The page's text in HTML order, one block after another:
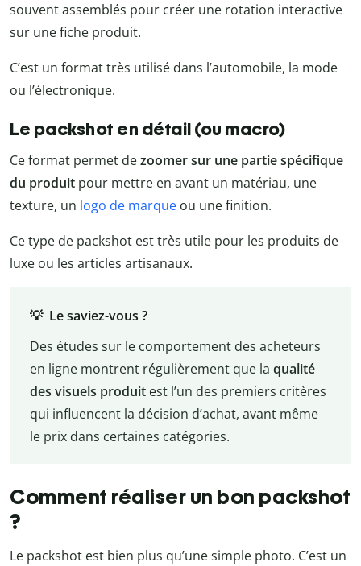
souvent assemblés pour créer une rotation interactive
sur une fiche produit.
C’est un format très utilisé dans l’automobile, la mode
ou l’électronique.
Le packshot en détail (ou macro)
Ce format permet dezoomer sur une partie spécifique
du produit pour mettre en avant un matériau, une
texture, un logo de marque ou une finition.
Ce type de packshot est très utile pour les produits de
luxe ou les articles artisanaux.
💡 Le saviez-vous ?
Des études sur le comportement des acheteurs
en ligne montrent régulièrement que la qualité
des visuels produitest l’un des premiers critères
qui influencent la décision d’achat, avant même
le prix dans certaines catégories.
Comment réaliser un bon packshot
?
Le packshot est bien plus qu’une simple photo. C’est un